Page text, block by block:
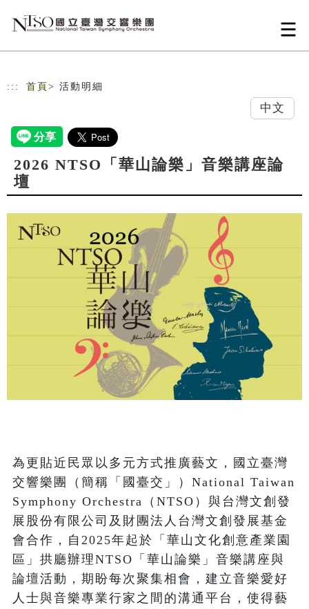
::: 首頁 > 活動明細
中文
2026 NTSO「華山論樂」音樂講座論
壇
為更貼近民眾以多元方式推廣藝文，國立臺灣
交響樂團（簡稱「國臺交」）National Taiwan
Symphony Orchestra（NTSO）與台灣文創發
展股份有限公司及財團法人台灣文創發展基金
會合作，自2025年起於「華山文化創意產業園
區」拱廳辦理NTSO「華山論樂」音樂講座與
論壇活動，期盼每次聚集相會，建立音樂愛好
人士與音樂專業行家之間的溝通平台，使得藝